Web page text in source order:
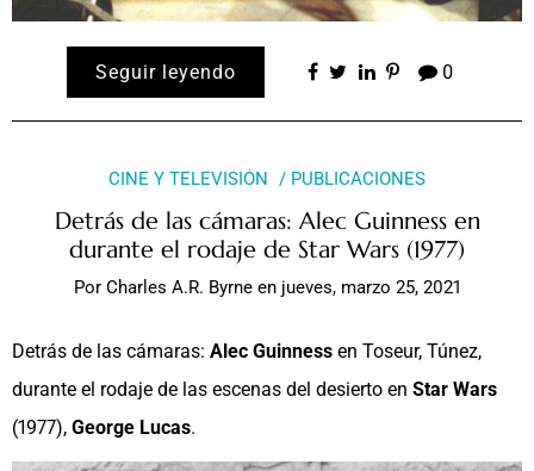
Seguir leyendo 0
CINE Y TELEVISIÓN PUBLICACIONES
Detrás de las cámaras: Alec Guinness en
durante el rodaje de Star Wars (1977)
Por Charles A.R. Byrne en jueves, marzo 25, 2021
Detrás de las cámaras: Alec Guinness en Toseur, Túnez,
durante el rodaje de las escenas del desierto en Star Wars
(1977), George Lucas.